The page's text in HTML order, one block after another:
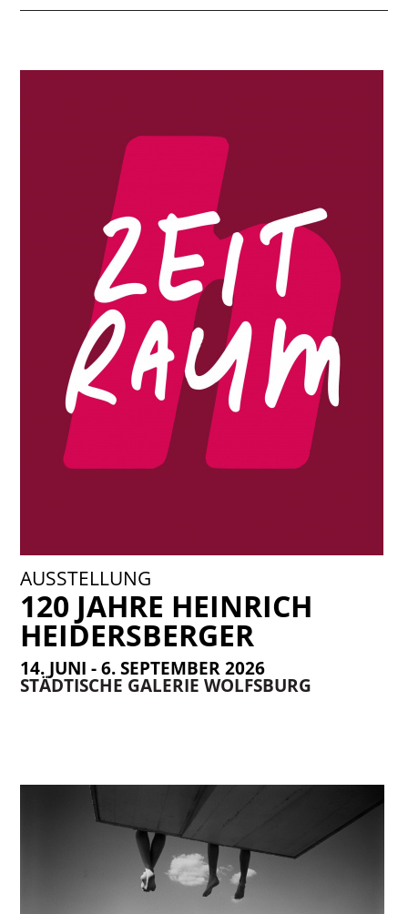
AUSSTELLUNG
120 JAHRE HEINRICH
HEIDERSBERGER
14. JUNI - 6. SEPTEMBER 2026
STÄDTISCHE GALERIE WOLFSBURG